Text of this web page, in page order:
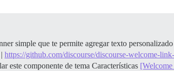
simple que te permite agregar texto
https://github.com/discourse/discourse-welcome-
este componente de tema Características